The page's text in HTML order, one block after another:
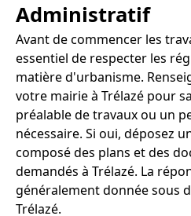
Administratif
Avant de commencer les
essentiel de respecter les
matière d'urbanisme.
votre mairie à Trélazé pour
préalable de travaux ou un
nécessaire. Si oui, déposez
composé des plans et des
demandés à Trélazé. La
généralement donnée sous
Trélazé.